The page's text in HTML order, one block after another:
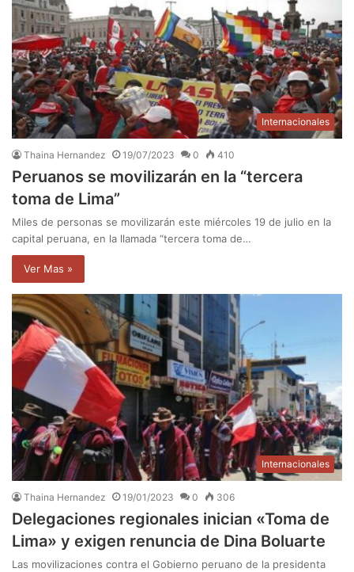
Internacionales
Thaina Hernandez 19/07/2023 0 410
Peruanos se movilizarán en la “tercera
toma de Lima”
Miles de personas se movilizarán este miércoles 19 de julio en la
capital peruana, en la llamada “tercera toma de…
Ver Mas »
Internacionales
Thaina Hernandez 19/01/2023 0 306
Delegaciones regionales inician «Toma de
Lima» y exigen renuncia de Dina Boluarte
Las movilizaciones contra el Gobierno peruano de la presidenta